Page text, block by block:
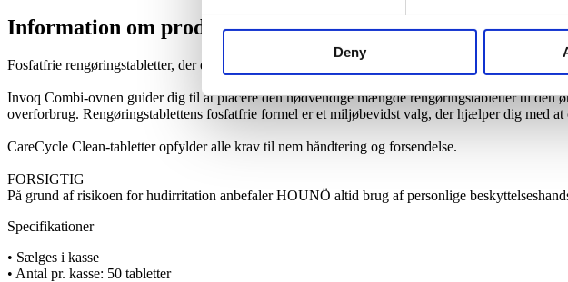
Deny
Information om produktet
Fosfatfrie rengøringstabletter, der er hårde mod snavs og skånsomme mod miljøet.
Invoq Combi-ovnen guider dig til at placere den nødvendige mængde rengøringstabletter til
overforbrug. Rengøringstablettens fosfatfrie formel er et miljøbevidst valg, der hjælper dig med
CareCycle Clean-tabletter opfylder alle krav til nem håndtering og forsendelse.
FORSIGTIG
På grund af risikoen for hudirritation anbefaler HOUNÖ altid brug af personlige
Specifikationer
• Sælges i kasse
• Antal pr. kasse: 50 tabletter